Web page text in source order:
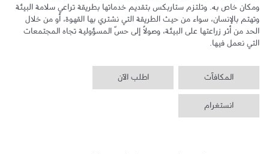
التي نعمل فيها.
المكافآت اطلب الآن
انستغرام